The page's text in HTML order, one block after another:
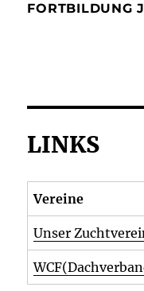
FORTBILDUNG
LINKS
Vereine
Unser